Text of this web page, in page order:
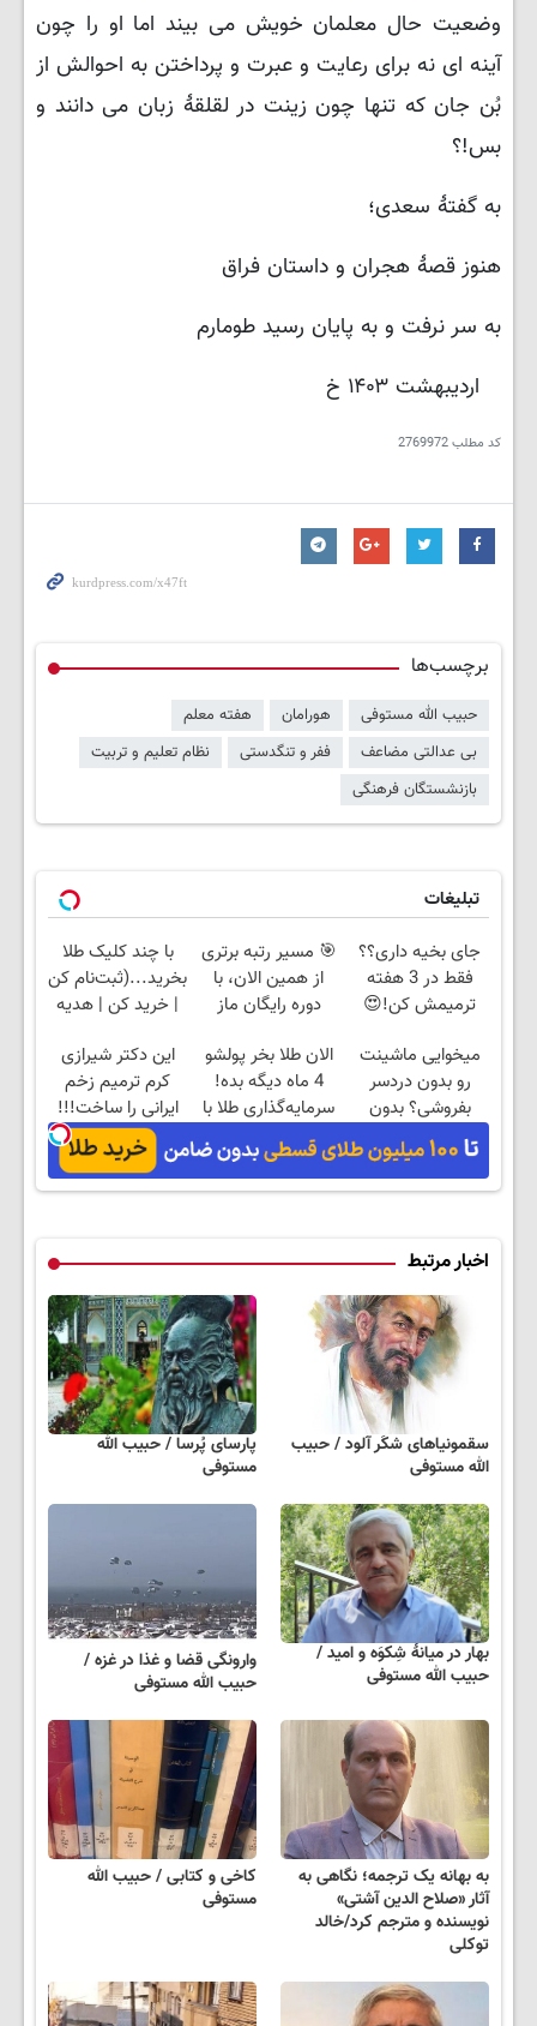
وضعیت حال معلمان خویش می بیند اما او را چون
آینه ای نه برای رعایت و عبرت و پرداختن به احوالش از
بُن جان که تنها چون زینت در لقلقهٔ زبان می دانند و
بس!؟
به گفتهٔ سعدی؛
هنوز قصهٔ هجران و داستان فراق
به سر نرفت و به پایان رسید طومارم
اردیبهشت ۱۴۰۳ خ
کد مطلب2769972
برچسب‌ها
حبیب الله مستوفی هورامان
هفته معلم
بی عدالتی مضاعف
ففر و تنگدستی
نظام تعلیم و تربیت
بازنشستگان فرهنگی
تبلیغات
جای بخیه داری؟؟
فقط در 3 هفته
ترمیمش کن!😍
🎯 مسیر رتبه برتری
از همین الان، با
دوره رایگان ماز
با چند کلیک طلا
بخرید...(ثبت‌نام کن
| خرید کن | هدیه
میخوایی ماشینت
رو بدون دردسر
بفروشی؟ بدون
کمیسیون
الان طلا بخر پولشو
4 ماه دیگه بده!
سرمایه‌گذاری طلا با
اقساط بی‌بهره
این دکتر شیرازی
کرم ترمیم زخم
ایرانی را ساخت!!!
اخبار مرتبط
سقمونیاهای شکَر آلود / حبیب
الله مستوفی
پارسای پُرسا / حبیب الله
مستوفی
بهار در میانهٔ شِکوَه و امید /
حبیب الله مستوفی
وارونگی قضا و غذا در غزه /
حبیب الله مستوفی
به بهانه یک ترجمه؛ نگاهی به
آثار «صلاح الدین آشتی»
نویسنده و مترجم کرد/خالد
توکلی
کاخی و کتابی / حبیب الله
مستوفی